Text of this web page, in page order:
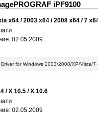
iPF9100
x64 / 2003 x64 / 2008 x64 / 7
02.05.2009
for Windows 2003/2008/XP/Vista/7
/ X 10.5 / X 10.6
02.05.2009